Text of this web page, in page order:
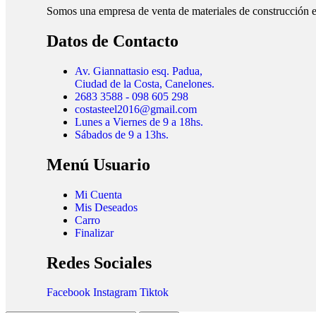
Somos una empresa de venta de materiales de
Datos de Contacto
Av. Giannattasio esq. Padua,
Ciudad de la Costa, Canelones.
2683 3588 - 098 605 298
costasteel2016@gmail.com
Lunes a Viernes de 9 a 18hs.
Sábados de 9 a 13hs.
Menú Usuario
Mi Cuenta
Mis Deseados
Carro
Finalizar
Redes Sociales
Facebook Instagram Tiktok